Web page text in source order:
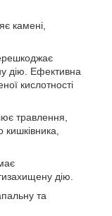
камені,
дію. Ефективна
кислотності
травлення,
кишківника,
дію.
та